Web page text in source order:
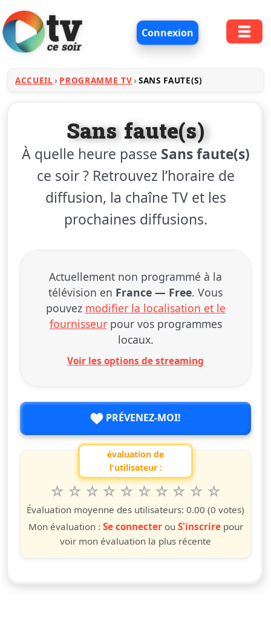
Connexion
ACCUEIL PROGRAMME TV SANS FAUTE(S)
Sans faute(s)
À quelle heure passe Sans faute(s)
ce soir ? Retrouvez l’horaire de
diffusion, la chaîne TV et les
prochaines diffusions.
Actuellement non programmé à la
télévision en France — Free. Vous
pouvez modifier la localisation et le
fournisseurpour vos programmes
locaux.
Voir les options de streaming
PRÉVENEZ-MOI!
évaluation de
l'utilisateur :
questo spettacolo da 1 a 10 étoiles
10
étoiles
9
étoiles
8
étoiles
7
étoiles
6
étoiles
5
étoiles
4
étoiles
3
étoiles
2
étoiles
étoile
Évaluation moyenne des utilisateurs: 0.00 (0 votes)
Mon évaluation : Se connecterou S'inscrirepour
voir mon évaluation la plus récente